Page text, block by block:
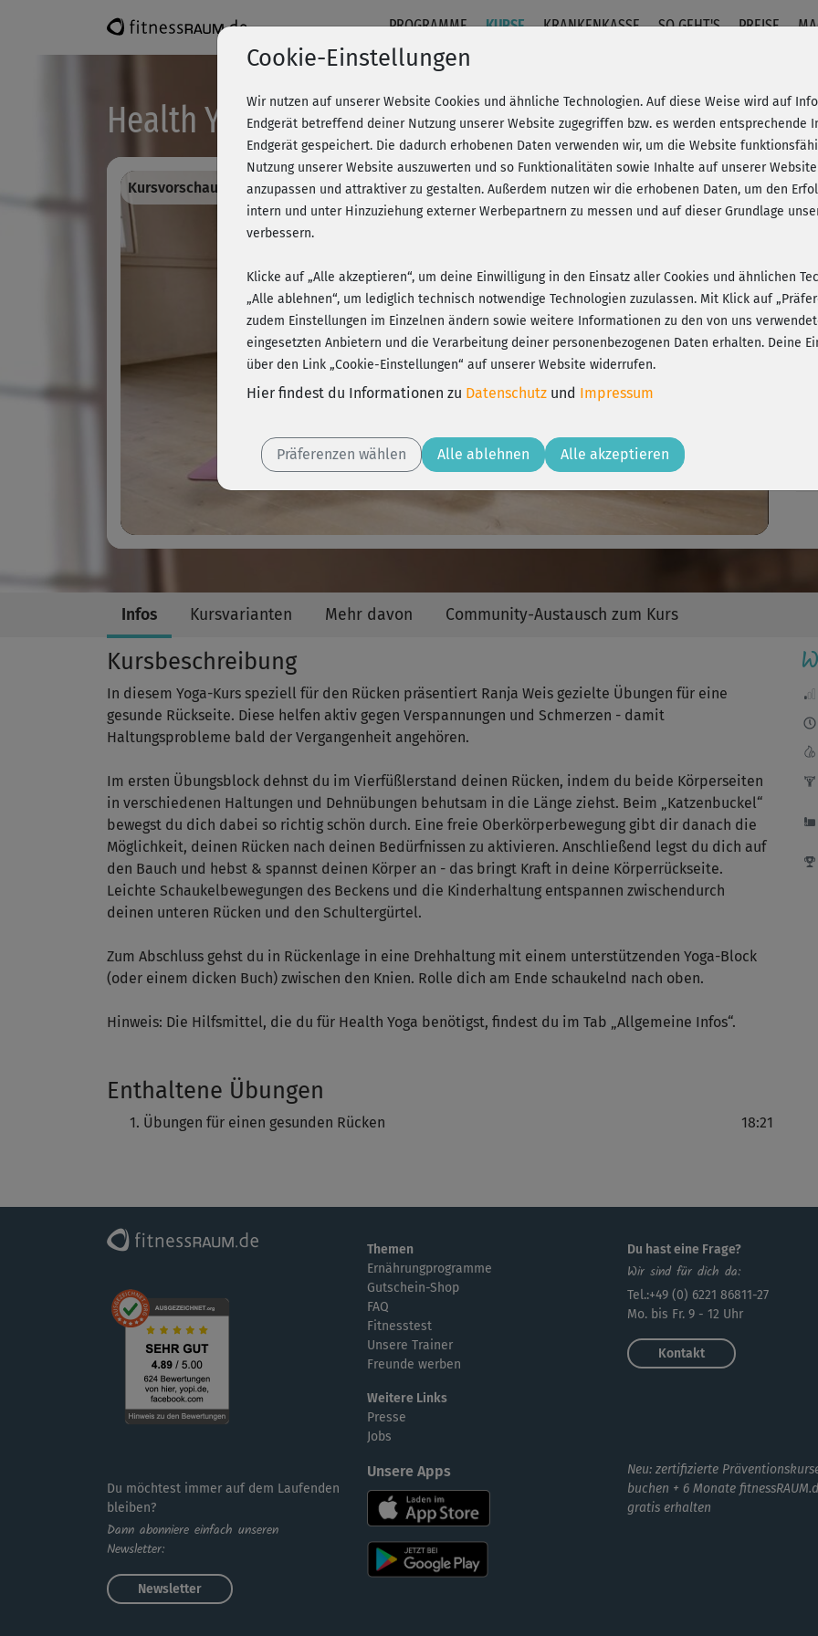
PROGRAMME KURSE KRANKENKASSE SO GEHT'S PREISE
Health Yoga - Rücken
Play
Video
Kursvorschau - Anmelden und alles trainieren! 20% Rabatt + Wunsch-Goodie
A
M
Infos Kursvarianten Mehr davon Community-Austausch zum Kurs
Kursbeschreibung
In diesem Yoga-Kurs speziell für den Rücken präsentiert Ranja Weis gezielte Übungen für eine
gesunde Rückseite. Diese helfen aktiv gegen Verspannungen und Schmerzen - damit
Haltungsprobleme bald der Vergangenheit angehören.
Im ersten Übungsblock dehnst du im Vierfüßlerstand deinen Rücken, indem du beide Körperseiten
in verschiedenen Haltungen und Dehnübungen behutsam in die Länge ziehst. Beim „Katzenbuckel“
bewegst du dich dabei so richtig schön durch. Eine freie Oberkörperbewegung gibt dir danach die
Möglichkeit, deinen Rücken nach deinen Bedürfnissen zu aktivieren. Anschließend legst du dich auf
den Bauch und hebst & spannst deinen Körper an - das bringt Kraft in deine Körperrückseite.
Leichte Schaukelbewegungen des Beckens und die Kinderhaltung entspannen zwischendurch
deinen unteren Rücken und den Schultergürtel.
Zum Abschluss gehst du in Rückenlage in eine Drehhaltung mit einem unterstützenden Yoga-Block
(oder einem dicken Buch) zwischen den Knien. Rolle dich am Ende schaukelnd nach oben.
Hinweis: Die Hilfsmittel, die du für Health Yoga benötigst, findest du im Tab „Allgemeine Infos“.
Enthaltene Übungen
Übungen für einen gesunden Rücken 18:21
Du möchtest immer auf dem Laufenden
bleiben?
Dann abonniere einfach unseren
Newsletter:
Newsletter
Themen
Ernährungprogramme
Gutschein-Shop
FAQ
Fitnesstest
Unsere Trainer
Freunde werben
Weitere Links
Presse
Jobs
Unsere Apps
Du hast eine Frage?
Wir sind für dich da:
Tel.:+49 (0) 6221 86811-27
Mo. bis Fr. 9 - 12 Uhr
Kontakt
Neu: zertifizierte
buchen + 6 Monate
gratis erhalten
Cookie-Einstellungen
Wir nutzen auf unserer Website Cookies und ähnliche Technologien. Auf diese Weise wird auf
Endgerät betreffend deiner Nutzung unserer Website zugegriffen bzw. es werden entsprechende
Endgerät gespeichert. Die dadurch erhobenen Daten verwenden wir, um die Website
Nutzung unserer Website auszuwerten und so Funktionalitäten sowie Inhalte auf unserer
anzupassen und attraktiver zu gestalten. Außerdem nutzen wir die erhobenen Daten, um den
intern und unter Hinzuziehung externer Werbepartnern zu messen und auf dieser Grundlage
verbessern.
Klicke auf „Alle akzeptieren“, um deine Einwilligung in den Einsatz aller Cookies und ähnlichen
„Alle ablehnen“, um lediglich technisch notwendige Technologien zuzulassen. Mit Klick auf
zudem Einstellungen im Einzelnen ändern sowie weitere Informationen zu den von uns
eingesetzten Anbietern und die Verarbeitung deiner personenbezogenen Daten erhalten. Deine
über den Link „Cookie-Einstellungen“ auf unserer Website widerrufen.
Hier findest du Informationen zu Datenschutz und Impressum
Präferenzen wählen Alle ablehnen Alle akzeptieren